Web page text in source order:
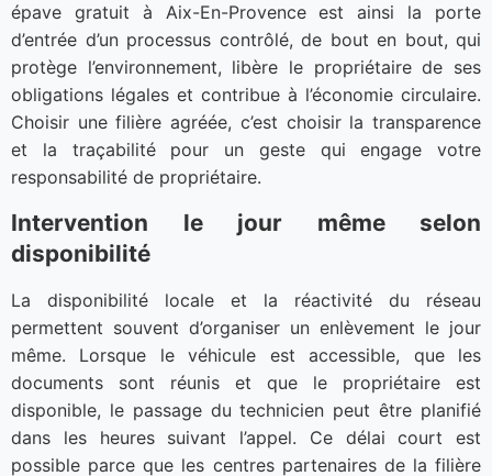
épave gratuit à Aix-En-Provence est ainsi la porte
d’entrée d’un processus contrôlé, de bout en bout, qui
protège l’environnement, libère le propriétaire de ses
obligations légales et contribue à l’économie circulaire.
Choisir une filière agréée, c’est choisir la transparence
et la traçabilité pour un geste qui engage votre
responsabilité de propriétaire.
Intervention le jour même selon
disponibilité
La disponibilité locale et la réactivité du réseau
permettent souvent d’organiser un enlèvement le jour
même. Lorsque le véhicule est accessible, que les
documents sont réunis et que le propriétaire est
disponible, le passage du technicien peut être planifié
dans les heures suivant l’appel. Ce délai court est
possible parce que les centres partenaires de la filière